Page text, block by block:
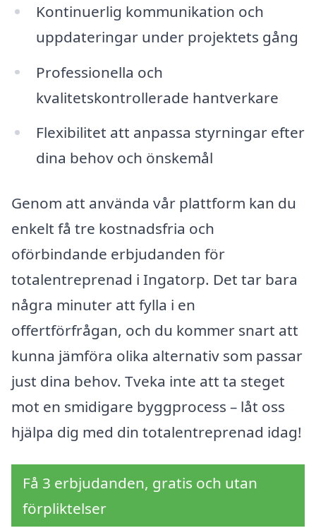
Kontinuerlig kommunikation och
uppdateringar under projektets gång
Professionella och
kvalitetskontrollerade hantverkare
Flexibilitet att anpassa styrningar efter
dina behov och önskemål
Genom att använda vår plattform kan du
enkelt få tre kostnadsfria och
oförbindande erbjudanden för
totalentreprenad i Ingatorp. Det tar bara
några minuter att fylla i en
offertförfrågan, och du kommer snart att
kunna jämföra olika alternativ som passar
just dina behov. Tveka inte att ta steget
mot en smidigare byggprocess – låt oss
hjälpa dig med din totalentreprenad idag!
Få 3 erbjudanden, gratis och utan
förpliktelser